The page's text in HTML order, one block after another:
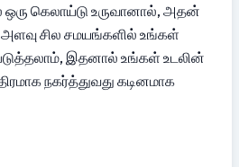
ஒரு கெலாய்டு உருவானால், அதன்
சில சமயங்களில் உங்கள்
இதனால் உங்கள் உடலின்
நகர்த்துவது கடினமாக